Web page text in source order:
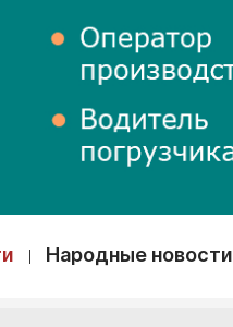
Народные новости